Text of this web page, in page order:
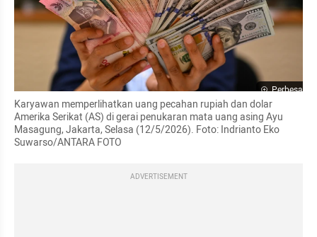
Perbesar
Karyawan memperlihatkan uang pecahan rupiah dan dolar
Amerika Serikat (AS) di gerai penukaran mata uang asing Ayu
Masagung, Jakarta, Selasa (12/5/2026). Foto: Indrianto Eko
Suwarso/ANTARA FOTO
ADVERTISEMENT